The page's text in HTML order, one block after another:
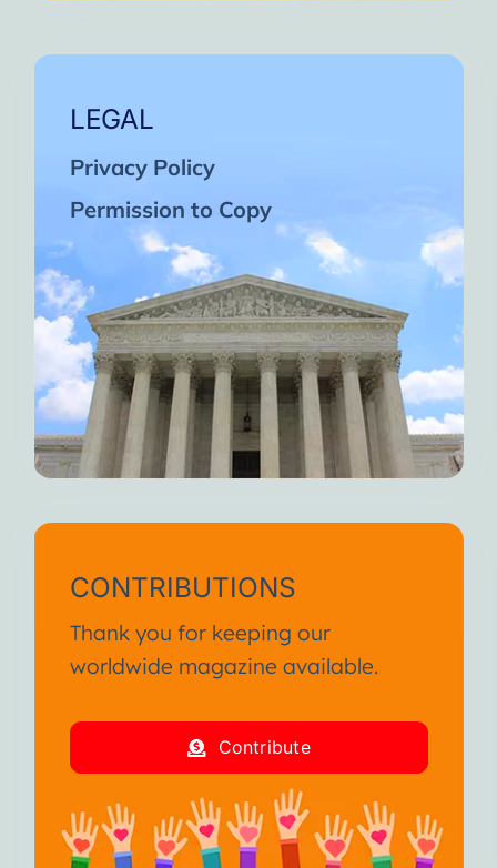
LEGAL
Privacy Policy
Permission to Copy
CONTRIBUTIONS
Thank you for keeping our
worldwide magazine available.
Contribute